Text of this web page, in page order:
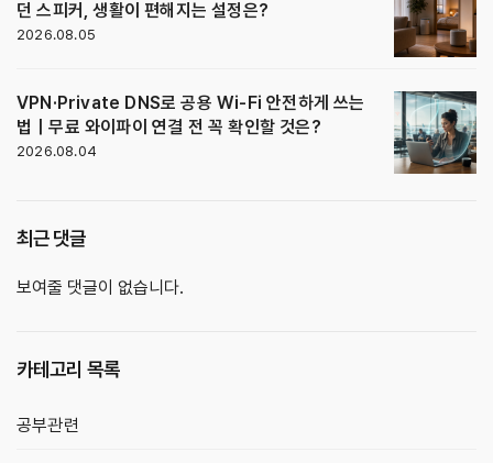
던 스피커, 생활이 편해지는 설정은?
2026.08.05
VPN·Private DNS로 공용 Wi-Fi 안전하게 쓰는
법｜무료 와이파이 연결 전 꼭 확인할 것은?
2026.08.04
최근 댓글
보여줄 댓글이 없습니다.
카테고리 목록
공부관련